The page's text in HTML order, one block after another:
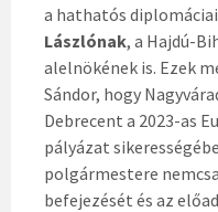
a hathatós
Lászlónak, a Hajdú-
alelnökének is. Ezek
Sándor, hogy
Debrecent a 2023-as
pályázat
polgármestere
befejezését és az